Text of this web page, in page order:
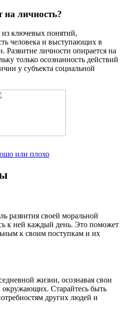
на личность?
из ключевых понятий,
человека и выступающих в
Развитие личности опирается на
только осознанность действий
у субъекта социальной
или плохо
развития своей моральной
к ней каждый день. Это поможет
к своим поступкам и их
жизни, осознавая свои
окружающих. Старайтесь быть
других людей и